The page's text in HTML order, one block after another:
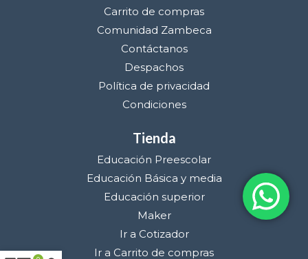
Carrito de compras
Comunidad Zambeca
Contáctanos
Despachos
Política de privacidad
Condiciones
Tienda
Educación Preescolar
Educación Básica y media
Educación superior
Maker
Ir a Cotizador
Ir a Carrito de compras